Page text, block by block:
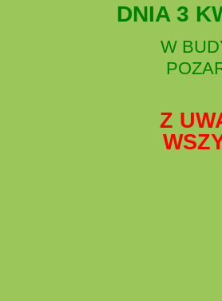
DNIA 3
W
Z